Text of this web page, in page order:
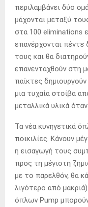
περιλαμβάνει δύο
μάχονται μεταξύ
στα 100 eliminations
επανέρχονται
τους και θα
επανενταχθούν στη
παίκτες
μια τυχαία στοίβα
μεταλλικά υλικά
Τα νέα κυνηγετικά
ποικιλίες. Κάνουν
η εισαγωγή τους
προς τη μέγιστη
με το παρελθόν, θα
λιγότερο από
όπλων Pump